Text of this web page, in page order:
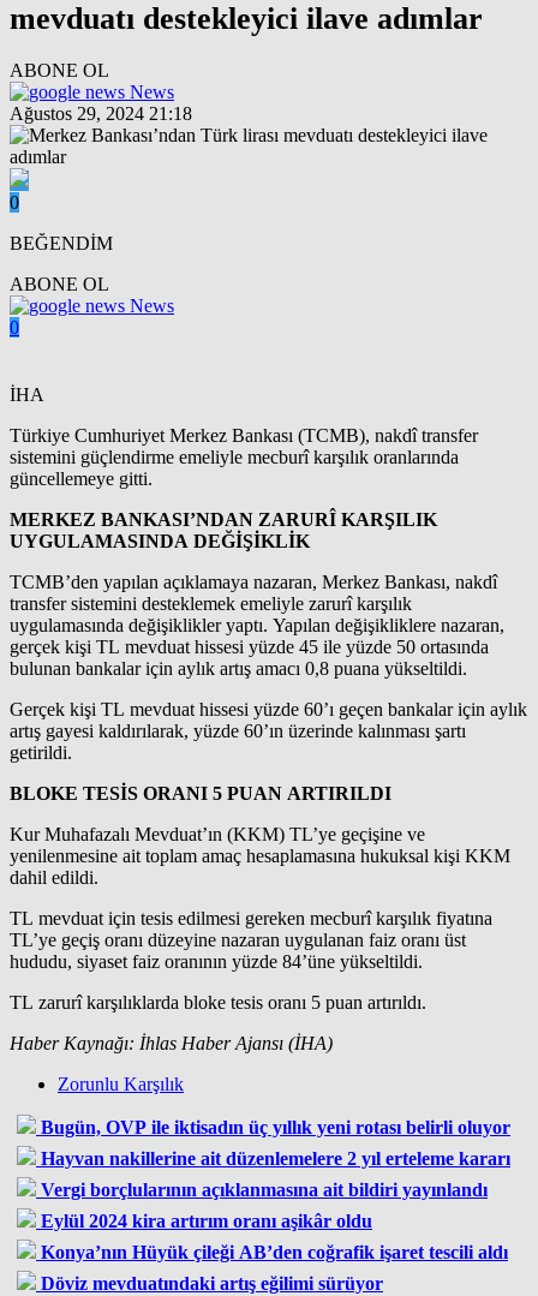
mevduatı destekleyici ilave adımlar
ABONE OL
News
Ağustos 29, 2024 21:18
0
BEĞENDİM
ABONE OL
News
0
İHA
Türkiye Cumhuriyet Merkez Bankası (TCMB), nakdî transfer
sistemini güçlendirme emeliyle mecburî karşılık oranlarında
güncellemeye gitti.
MERKEZ BANKASI’NDAN ZARURÎ KARŞILIK
UYGULAMASINDA DEĞİŞİKLİK
TCMB’den yapılan açıklamaya nazaran, Merkez Bankası, nakdî
transfer sistemini desteklemek emeliyle zarurî karşılık
uygulamasında değişiklikler yaptı. Yapılan değişikliklere nazaran,
gerçek kişi TL mevduat hissesi yüzde 45 ile yüzde 50 ortasında
bulunan bankalar için aylık artış amacı 0,8 puana yükseltildi.
Gerçek kişi TL mevduat hissesi yüzde 60’ı geçen bankalar için aylık
artış gayesi kaldırılarak, yüzde 60’ın üzerinde kalınması şartı
getirildi.
BLOKE TESİS ORANI 5 PUAN ARTIRILDI
Kur Muhafazalı Mevduat’ın (KKM) TL’ye geçişine ve
yenilenmesine ait toplam amaç hesaplamasına hukuksal kişi KKM
dahil edildi.
TL mevduat için tesis edilmesi gereken mecburî karşılık fiyatına
TL’ye geçiş oranı düzeyine nazaran uygulanan faiz oranı üst
hududu, siyaset faiz oranının yüzde 84’üne yükseltildi.
TL zarurî karşılıklarda bloke tesis oranı 5 puan artırıldı.
Haber Kaynağı: İhlas Haber Ajansı (İHA)
Zorunlu Karşılık
Bugün, OVP ile iktisadın üç yıllık yeni rotası belirli oluyor
Hayvan nakillerine ait düzenlemelere 2 yıl erteleme kararı
Vergi borçlularının açıklanmasına ait bildiri yayınlandı
Eylül 2024 kira artırım oranı aşikâr oldu
Konya’nın Hüyük çileği AB’den coğrafik işaret tescili aldı
Döviz mevduatındaki artış eğilimi sürüyor